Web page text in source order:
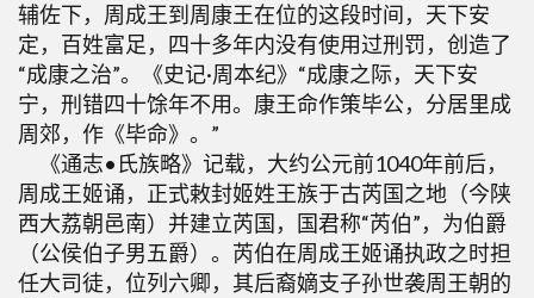
辅佐下，周成王到周康王在位的这段时间，天下安
定，百姓富足，四十多年内没有使用过刑罚，创造了
“成康之治”。《史记·周本纪》“成康之际，天下安
宁，刑错四十馀年不用。康王命作策毕公，分居里成
周郊，作《毕命》。”
《通志•氏族略》记载，大约公元前1040年前后，
周成王姬诵，正式敕封姬姓王族于古芮国之地（今陕
西大荔朝邑南）并建立芮国，国君称“芮伯”，为伯爵
（公侯伯子男五爵）。芮伯在周成王姬诵执政之时担
任大司徒，位列六卿，其后裔嫡支子孙世袭周王朝的